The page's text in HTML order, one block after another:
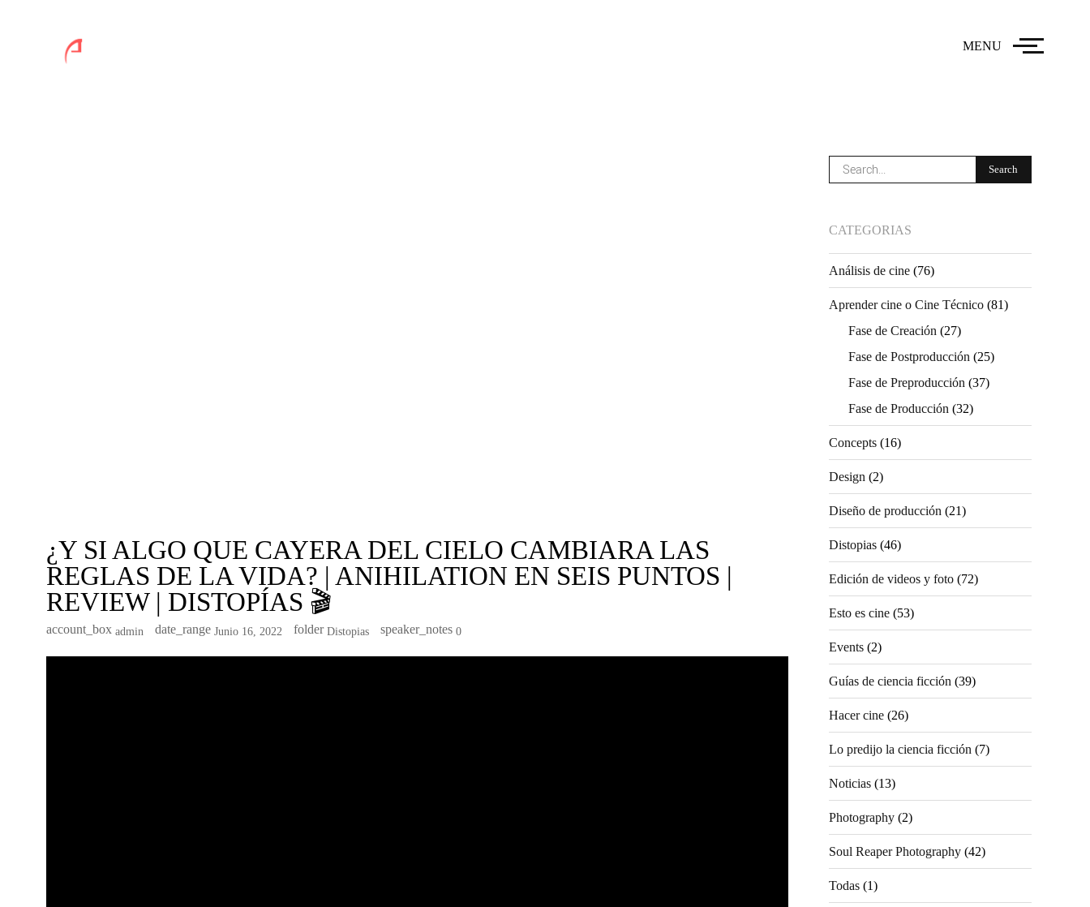
MENU
¿Y SI ALGO QUE CAYERA DEL CIELO CAMBIARA LAS
REGLAS DE LA VIDA? | ANIHILATION EN SEIS PUNTOS |
REVIEW | DISTOPÍAS 🎬
account_box Admin date_range Junio 16, 2022 folder Distopias speaker_notes 0
CATEGORIAS
Análisis de cine (76)
Aprender cine o Cine Técnico (81)
Fase de Creación (27)
Fase de Postproducción (25)
Fase de Preproducción (37)
Fase de Producción (32)
Concepts (16)
Design (2)
Diseño de producción (21)
Distopias (46)
Edición de videos y foto (72)
Esto es cine (53)
Events (2)
Guías de ciencia ficción (39)
Hacer cine (26)
Lo predijo la ciencia ficción (7)
Noticias (13)
Photography (2)
Soul Reaper Photography (42)
Todas (1)